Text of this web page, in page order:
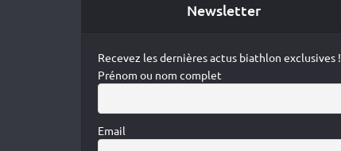
Newsletter
Recevez les dernières actus biathlon exclusives !
Prénom ou nom complet
Email